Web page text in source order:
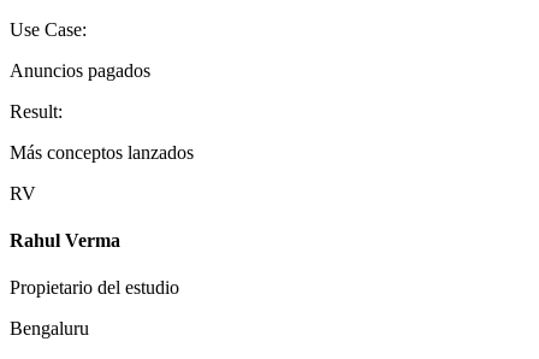
Use Case:
Anuncios pagados
Result:
Más conceptos lanzados
RV
Rahul Verma
Propietario del estudio
Bengaluru